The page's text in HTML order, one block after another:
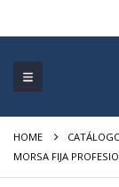
HOME
MORSA FIJA